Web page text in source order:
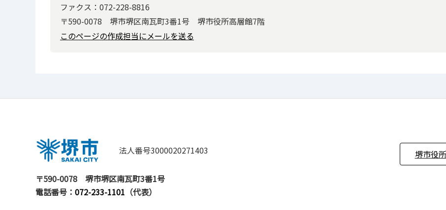
ファクス：072-228-8816
〒590-0078 堺市堺区南瓦町3番1号 堺市役所高層館7階
このページの作成担当にメールを送る
法人番号3000020271403
〒590-0078
堺市堺区南瓦町3番1号
電話番号： 072-233-1101 （代表）
堺市役